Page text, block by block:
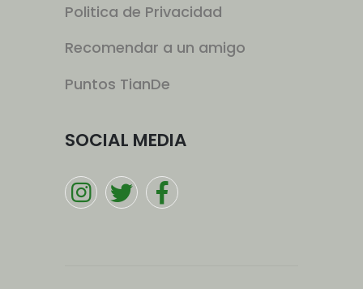
Politica de Privacidad
Recomendar a un amigo
Puntos TianDe
SOCIAL MEDIA